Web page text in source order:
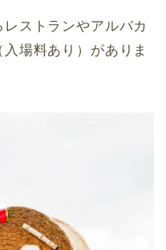
ストランやアルパカ
場料あり）がありま